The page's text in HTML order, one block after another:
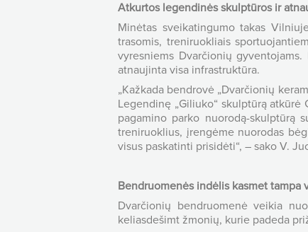
Atkurtos legendinės skulptūros ir
Minėtas sveikatingumo takas
trasomis, treniruokliais
vyresniems Dvarčionių
atnaujinta visa infrastruktūra.
„Kažkada bendrovė „Dvarčionių
Legendinę „Giliuko“ skulptūrą
pagamino parko nuorodą-skulptūrą
treniruoklius, įrengėme nuorodas
visus paskatinti prisidėti“, – sako V.
Bendruomenės indėlis kasmet tampa
Dvarčionių bendruomenė veikia
keliasdešimt žmonių, kurie padeda